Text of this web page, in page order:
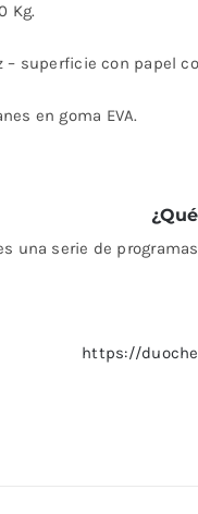
Kg.
– superficie con papel
en goma EVA.
una serie de
https://